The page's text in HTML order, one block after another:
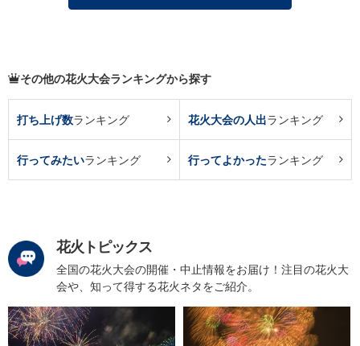
その他の花火大会ランキングから探す
打ち上げ数ランキング 花火大会の人出ランキング
行ってみたいランキング 行ってよかったランキング
花火トピックス
全国の花火大会の開催・中止情報をお届け！注目の花火大
会や、知って得する花火ネタをご紹介。